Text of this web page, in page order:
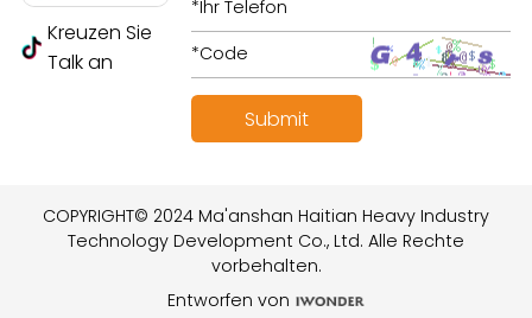
Kreuzen Sie
Talk an
COPYRIGHT© 2024 Ma'anshan Haitian Heavy Industry
Technology Development Co., Ltd. Alle Rechte
vorbehalten.
Entworfen von